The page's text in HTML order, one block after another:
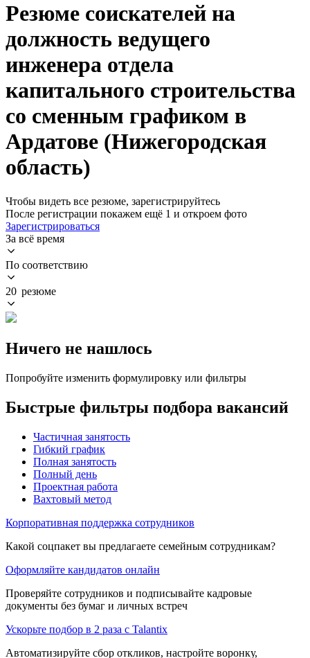
Резюме соискателей на
должность ведущего
инженера отдела
капитального строительства
со сменным графиком в
Ардатове (Нижегородская
область)
Чтобы видеть все резюме, зарегистрируйтесь
После регистрации покажем ещё 1 и откроем фото
Зарегистрироваться
За всё время
По соответствию
20 резюме
Ничего не нашлось
Попробуйте изменить формулировку или фильтры
Быстрые фильтры подбора вакансий
Частичная занятость
Гибкий график
Полная занятость
Полный день
Проектная работа
Вахтовый метод
Корпоративная поддержка сотрудников
Какой соцпакет вы предлагаете семейным сотрудникам?
Оформляйте кандидатов онлайн
Проверяйте сотрудников и подписывайте кадровые
документы без бумаг и личных встреч
Ускорьте подбор в 2 раза с Talantix
Автоматизируйте сбор откликов, настройте воронку,